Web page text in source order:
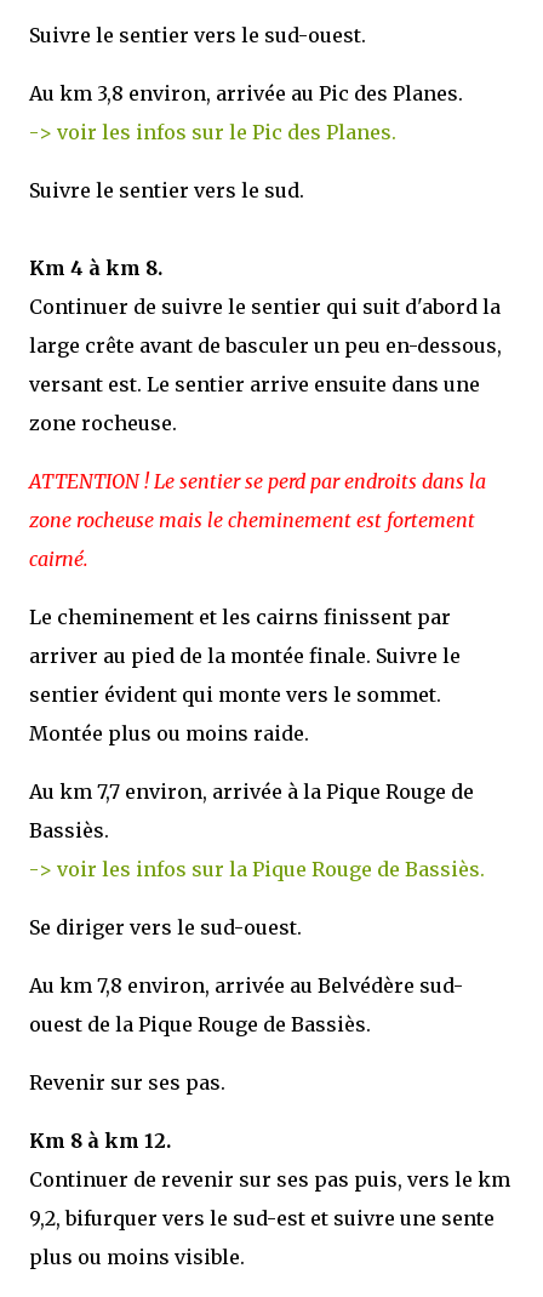
Suivre le sentier vers le sud-ouest.
Au km 3,8 environ, arrivée au Pic des Planes.
-> voir les infos sur le Pic des Planes.
Suivre le sentier vers le sud.
Km 4 à km 8.
Continuer de suivre le sentier qui suit d'abord la
large crête avant de basculer un peu en-dessous,
versant est. Le sentier arrive ensuite dans une
zone rocheuse.
ATTENTION ! Le sentier se perd par endroits dans la
zone rocheuse mais le cheminement est fortement
cairné.
Le cheminement et les cairns finissent par
arriver au pied de la montée finale. Suivre le
sentier évident qui monte vers le sommet.
Montée plus ou moins raide.
Au km 7,7 environ, arrivée à la Pique Rouge de
Bassiès.
-> voir les infos sur la Pique Rouge de Bassiès.
Se diriger vers le sud-ouest.
Au km 7,8 environ, arrivée au Belvédère sud-
ouest de la Pique Rouge de Bassiès.
Revenir sur ses pas.
Km 8 à km 12.
Continuer de revenir sur ses pas puis, vers le km
9,2, bifurquer vers le sud-est et suivre une sente
plus ou moins visible.